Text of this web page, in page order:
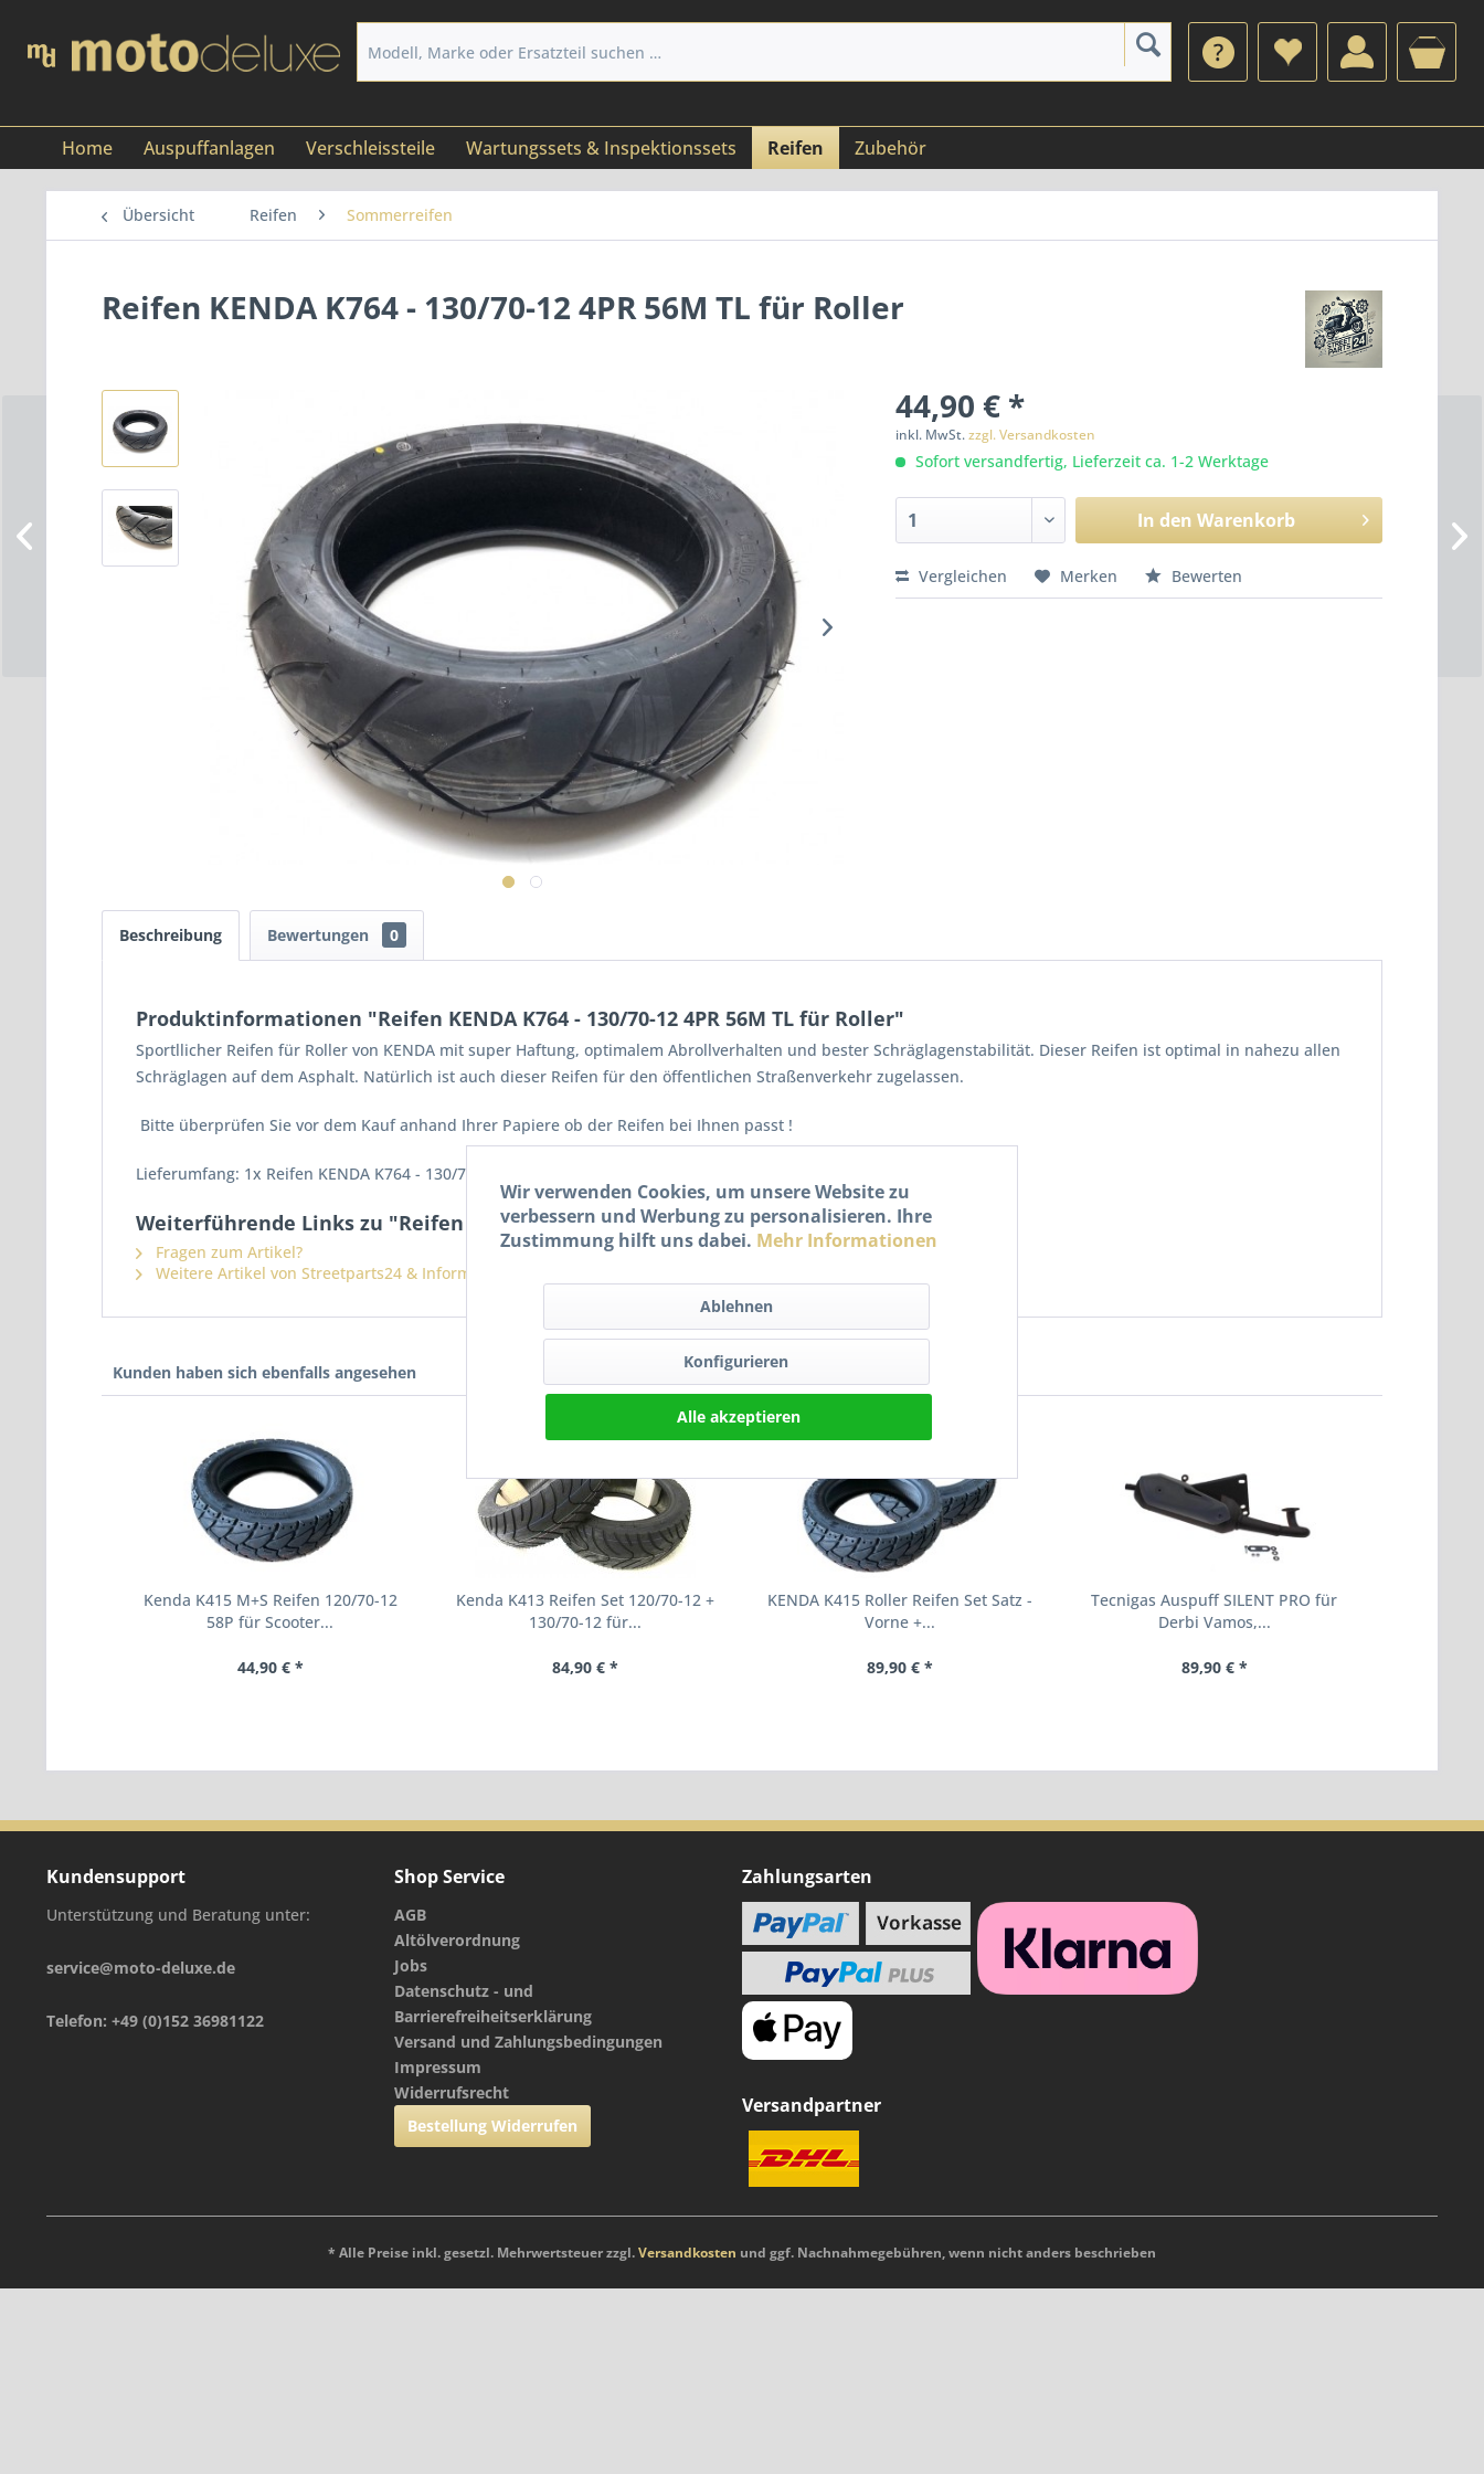
Home Auspuffanlagen Verschleissteile Wartungssets & Inspektionssets Reifen Zubehör
Übersicht Reifen Sommerreifen
Reifen KENDA K764 - 130/70-12 4PR 56M TL für Roller
44,90 € *
inkl. MwSt.zzgl. Versandkosten
Sofort versandfertig, Lieferzeit ca. 1-2 Werktage
In den Warenkorb
Vergleichen Merken Bewerten
Beschreibung Bewertungen 0
Produktinformationen "Reifen KENDA K764 - 130/70-12 4PR 56M TL für Roller"
Sportllicher Reifen für Roller von KENDA mit super Haftung, optimalem Abrollverhalten und bester Schräglagenstabilität. Dieser Reifen ist optimal in nahezu allen
Schräglagen auf dem Asphalt. Natürlich ist auch dieser Reifen für den öffentlichen Straßenverkehr zugelassen.
Bitte überprüfen Sie vor dem Kauf anhand Ihrer Papiere ob der Reifen bei Ihnen passt !
Lieferumfang: 1x Reifen KENDA K764 - 130/70-12 4PR 56M TL
Weiterführende Links zu "Reifen KENDA K764 - 130/70-12 4PR 56M TL für Roller"
Fragen zum Artikel?
Weitere Artikel von Streetparts24 & Informationen zur Produktsicherheit
Kunden haben sich ebenfalls angesehen
Kenda K415 M+S Reifen 120/70-12
58P für Scooter...
44,90 € *
Kenda K413 Reifen Set 120/70-12 +
130/70-12 für...
84,90 € *
KENDA K415 Roller Reifen Set Satz -
Vorne +...
89,90 € *
Tecnigas Auspuff SILENT PRO für
Derbi Vamos,...
89,90 € *
Kundensupport
Unterstützung und Beratung unter:
service@moto-deluxe.de
Telefon: +49 (0)152 36981122
Shop Service
AGB
Altölverordnung
Jobs
Datenschutz - und
Barrierefreiheitserklärung
Versand und Zahlungsbedingungen
Impressum
Widerrufsrecht
Bestellung Widerrufen
Zahlungsarten
Versandpartner
* Alle Preise inkl. gesetzl. Mehrwertsteuer zzgl.Versandkosten und ggf. Nachnahmegebühren, wenn nicht anders beschrieben
Wir verwenden Cookies, um unsere Website zu
verbessern und Werbung zu personalisieren. Ihre
Zustimmung hilft uns dabei. Mehr Informationen
Ablehnen
Konfigurieren
Alle akzeptieren